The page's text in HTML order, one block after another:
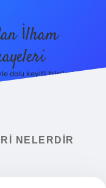
İlham
dolu keyifli bilgiler!
NELERDIR